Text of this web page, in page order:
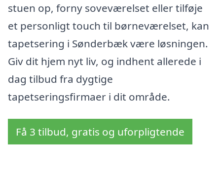
stuen op, forny soveværelset eller tilføje
et personligt touch til børneværelset, kan
tapetsering i Sønderbæk være løsningen.
Giv dit hjem nyt liv, og indhent allerede i
dag tilbud fra dygtige
tapetseringsfirmaer i dit område.
Få 3 tilbud, gratis og uforpligtende